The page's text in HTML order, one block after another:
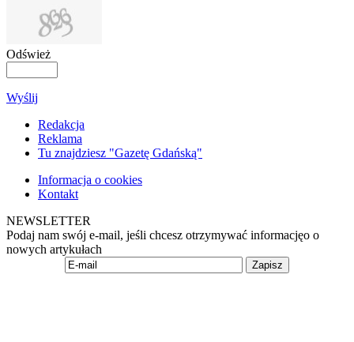
Odśwież
Wyślij
Redakcja
Reklama
Tu znajdziesz "Gazetę Gdańską"
Informacja o cookies
Kontakt
NEWSLETTER
Podaj nam swój e-mail, jeśli chcesz otrzymywać informacjęo o
nowych artykułach
Zapisz